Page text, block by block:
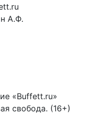
А.Ф.
«Buffett.ru»
свобода. (16+)